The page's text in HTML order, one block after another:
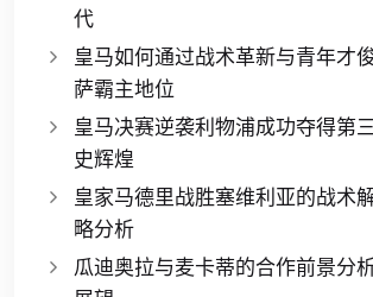
代
皇马如何通过战术革新与青年才
萨霸主地位
皇马决赛逆袭利物浦成功夺得第
史辉煌
皇家马德里战胜塞维利亚的战术
略分析
瓜迪奥拉与麦卡蒂的合作前景分